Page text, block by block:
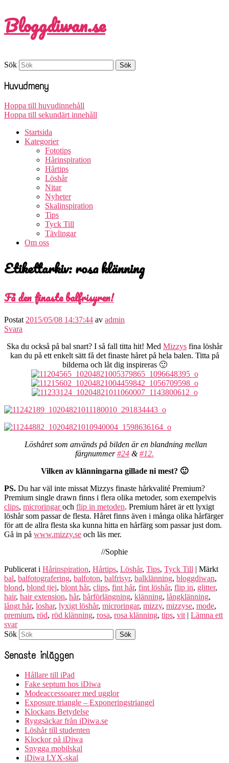
Bloggdiwan.se
Sök
Huvudmeny
Hoppa till huvudinnehåll
Hoppa till sekundärt innehåll
Startsida
Kategorier
Fototips
Hårinspiration
Hårtips
Löshår
Nitar
Nyheter
Skalinspiration
Tips
Tyck Till
Tävlingar
Om oss
Etikettarkiv:rosa klänning
Få den finaste balfrisyren!
Postat 2015/05/08 14:37:44 av admin
Svara
Ska du också på bal snart? I så fall titta hit! Med Mizzys fina löshår
kan du på ett enkelt sätt få det finaste håret på hela balen. Titta på
bilderna och låt dig inspireras 🙂
Löshåret som används på bilden är en blandning mellan
färgnummer#24 &#12.
Vilken av klänningarna gillade ni mest? 🙂
PS. Du har väl inte missat Mizzys finaste hårkvalité Premium?
Premium single drawn finns i flera olika metoder, som exempelvis
clips, microringaroch flip in metoden. Premium håret är ett lyxigt
löshår som passar de flesta. Håret finns även i många olika hårfärger
för att de allra flesta ska kunna hitta en hårfärg som passar just dom.
Gå in på www.mizzy.se och läs mer.
//Sophie
Publicerat i Hårinspiration, Hårtips, Löshår, Tips, Tyck Till | Märkt
bal, balfotografering, balfoton, balfrisyr, balklänning, bloggdiwan,
blond, blond tjej, blont hår, clips, fint hår, fint löshår, flip in, glitter,
hair, hair extension, hår, hårförlängning, klänning, långklänning,
långt hår, loshar, lyxigt löshår, microringar, mizzy, mizzyse, mode,
premium, röd, röd klänning, rosa, rosa klänning, tips, vit | Lämna ett
svar
Sök
Senaste inläggen
Hållare till iPad
Fake septum hos iDiwa
Modeaccessoarer med ugglor
Exposure triangle – Exponeringstriangel
Klockans Betydelse
Ryggsäckar från iDiwa.se
Löshår till studenten
Klockor på iDiwa
Snygga mobilskal
iDiwa LYX-skal